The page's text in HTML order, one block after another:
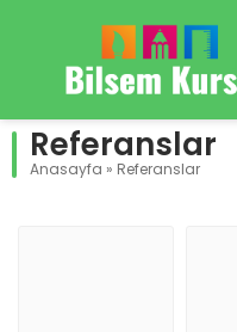
Referanslar
Anasayfa » Referanslar